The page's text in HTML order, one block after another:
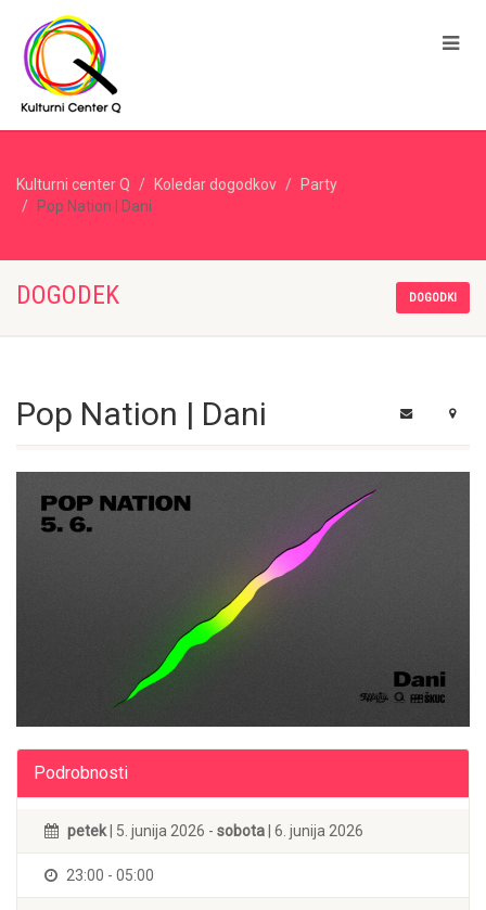
Kulturni center Q Koledar dogodkov
Party
Pop Nation | Dani
DOGODEK DOGODKI
Pop Nation | Dani
Podrobnosti
petek | 5. junija 2026 - sobota | 6. junija 2026
23:00 - 05:00